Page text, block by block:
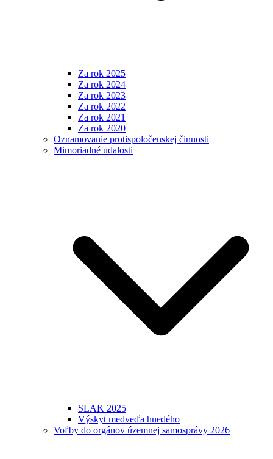
Za rok 2025
Za rok 2024
Za rok 2023
Za rok 2022
Za rok 2021
Za rok 2020
Oznamovanie protispoločenskej činnosti
Mimoriadné udalosti
SLAK 2025
Výskyt medveďa hnedého
Voľby do orgánov územnej samosprávy 2026